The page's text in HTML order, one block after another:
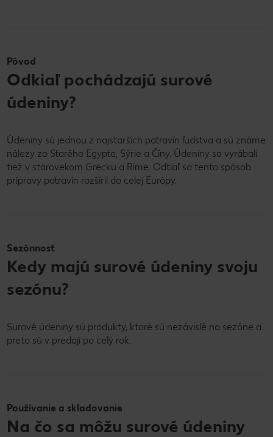
Pôvod
Odkiaľ pochádzajú surové
údeniny?
Údeniny sú jednou z najstarších potravín ľudstva a sú známe
nálezy zo Starého Egypta, Sýrie a Číny. Údeniny sa vyrábali
tiež v starovekom Grécku a Ríme. Odtiaľ sa tento spôsob
prípravy potravín rozšíril do celej Európy.
Sezónnosť
Kedy majú surové údeniny svoju
sezónu?
Surové údeniny sú produkty, ktoré sú nezávislé na sezóne a
preto sú v predaji po celý rok.
Používanie a skladovanie
Na čo sa môžu surové údeniny